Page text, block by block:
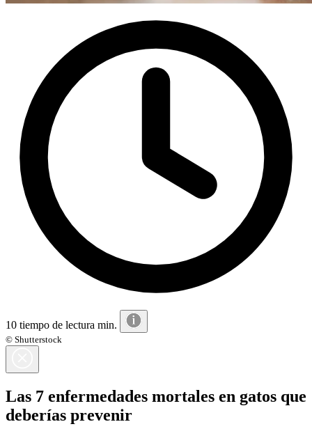
10 tiempo de lectura min.
© Shutterstock
Las 7 enfermedades mortales en gatos que
deberías prevenir